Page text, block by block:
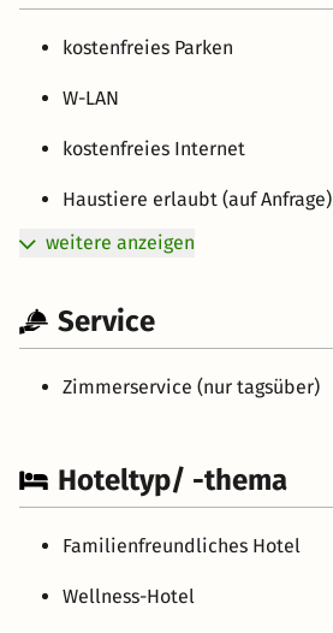
kostenfreies Parken
W-LAN
kostenfreies Internet
Haustiere erlaubt (auf Anfrage)
weitere anzeigen
Service
Zimmerservice (nur tagsüber)
Hoteltyp/ -thema
Familienfreundliches Hotel
Wellness-Hotel